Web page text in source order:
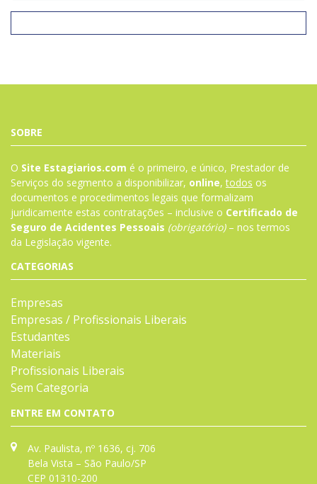
SOBRE
O Site Estagiarios.com é o primeiro, e único, Prestador de
Serviços do segmento a disponibilizar, online,todos os
documentos e procedimentos legais que formalizam
juridicamente estas contratações – inclusive o Certificado de
Seguro de Acidentes Pessoais (obrigatório)– nos termos
da Legislação vigente.
CATEGORIAS
Empresas
Empresas / Profissionais Liberais
Estudantes
Materiais
Profissionais Liberais
Sem Categoria
ENTRE EM CONTATO
Av. Paulista, nº 1636, cj. 706
Bela Vista – São Paulo/SP
CEP 01310-200